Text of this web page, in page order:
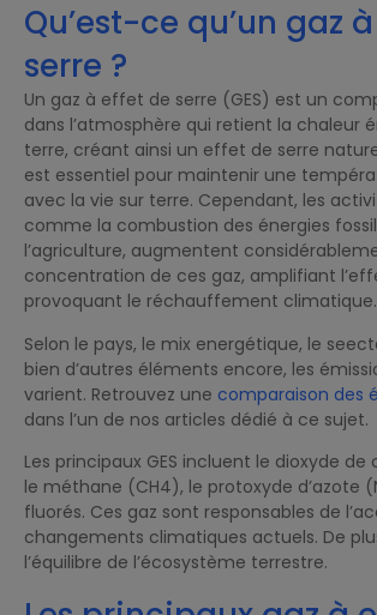
Qu’est-ce qu’un gaz
serre ?
Un gaz à effet de serre (GES) est un
dans l’atmosphère qui retient la chaleur
terre, créant ainsi un effet de serre
est essentiel pour maintenir une
avec la vie sur terre. Cependant, les
comme la combustion des énergies
l’agriculture, augmentent
concentration de ces gaz, amplifiant
provoquant le réchauffement climatique.
Selon le pays, le mix energétique, le
bien d’autres éléments encore, les
varient. Retrouvez une comparaison des
dans l’un de nos articles dédié à ce sujet.
Les principaux GES incluent le dioxyde
le méthane (CH4), le protoxyde d’azote
fluorés. Ces gaz sont responsables de
changements climatiques actuels. De
l’équilibre de l’écosystème terrestre.